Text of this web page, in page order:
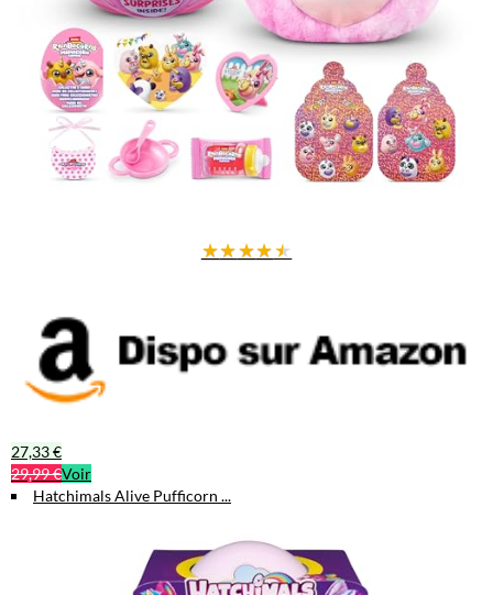
★★★★★
27,33 €
29,99 €Voir
Hatchimals Alive Pufficorn ...